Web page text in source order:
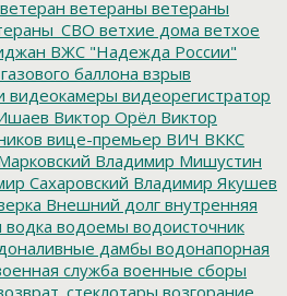
ветеран ветераны ветераны
ветхие дома ветхое
ВЖС "Надежда России"
баллона взрыв
видеокамеры видеорегистратор
Виктор Орёл Виктор
вице-премьер ВИЧ ВККС
Владимир Мишустин
Сахаровский Владимир Якушев
Внешний долг внутренняя
водка водоемы водоисточник
дамбы водонапорная
служба военные сборы
возгорание